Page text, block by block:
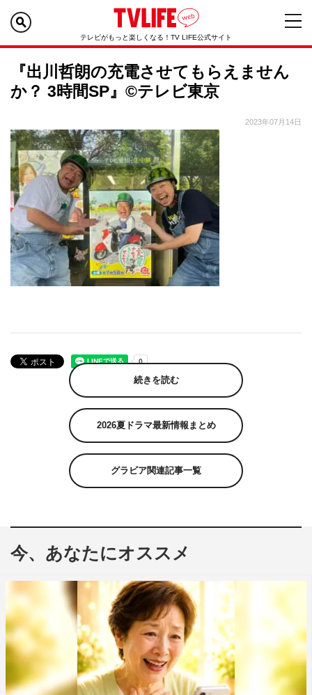
テレビがもっと楽しくなる！TV LIFE公式サイト
『出川哲朗の充電させてもらえません
か？ 3時間SP』©テレビ東京
2023年07月14日
続きを読む
2026夏ドラマ最新情報まとめ
グラビア関連記事一覧
今、あなたにオススメ